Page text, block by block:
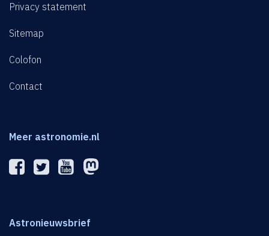
Privacy statement
Sitemap
Colofon
Contact
Meer astronomie.nl
Astronieuwsbrief